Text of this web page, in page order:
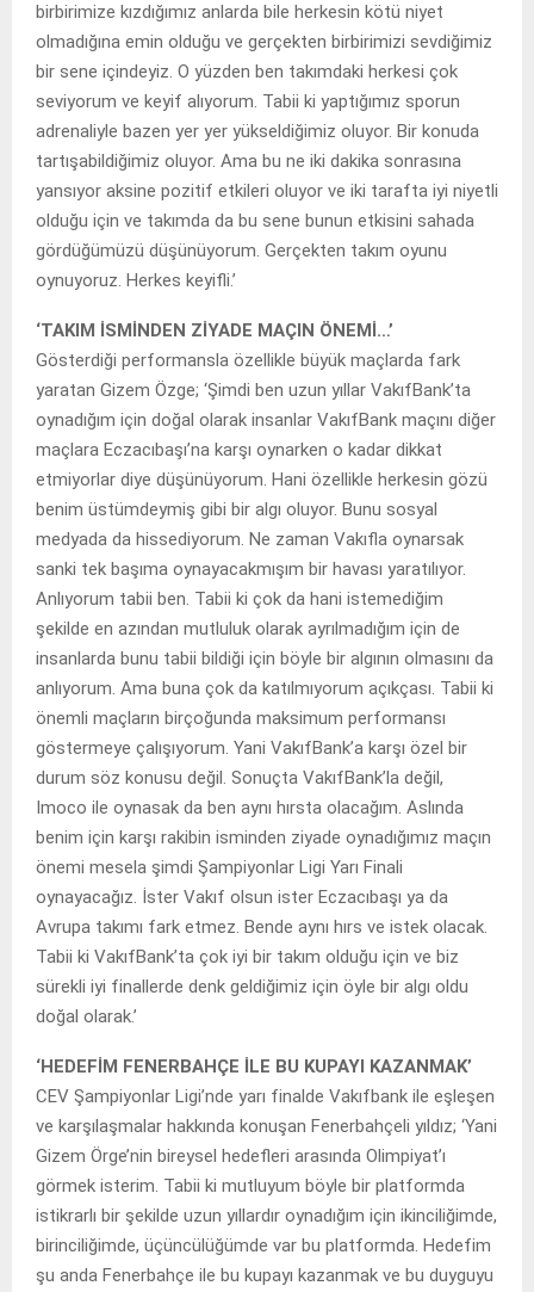
birbirimize kızdığımız anlarda bile herkesin kötü niyet
olmadığına emin olduğu ve gerçekten birbirimizi sevdiğimiz
bir sene içindeyiz. O yüzden ben takımdaki herkesi çok
seviyorum ve keyif alıyorum. Tabii ki yaptığımız sporun
adrenaliyle bazen yer yer yükseldiğimiz oluyor. Bir konuda
tartışabildiğimiz oluyor. Ama bu ne iki dakika sonrasına
yansıyor aksine pozitif etkileri oluyor ve iki tarafta iyi niyetli
olduğu için ve takımda da bu sene bunun etkisini sahada
gördüğümüzü düşünüyorum. Gerçekten takım oyunu
oynuyoruz. Herkes keyifli.’
‘TAKIM İSMİNDEN ZİYADE MAÇIN ÖNEMİ…’
Gösterdiği performansla özellikle büyük maçlarda fark
yaratan Gizem Özge; ‘Şimdi ben uzun yıllar VakıfBank’ta
oynadığım için doğal olarak insanlar VakıfBank maçını diğer
maçlara Eczacıbaşı’na karşı oynarken o kadar dikkat
etmiyorlar diye düşünüyorum. Hani özellikle herkesin gözü
benim üstümdeymiş gibi bir algı oluyor. Bunu sosyal
medyada da hissediyorum. Ne zaman Vakıfla oynarsak
sanki tek başıma oynayacakmışım bir havası yaratılıyor.
Anlıyorum tabii ben. Tabii ki çok da hani istemediğim
şekilde en azından mutluluk olarak ayrılmadığım için de
insanlarda bunu tabii bildiği için böyle bir algının olmasını da
anlıyorum. Ama buna çok da katılmıyorum açıkçası. Tabii ki
önemli maçların birçoğunda maksimum performansı
göstermeye çalışıyorum. Yani VakıfBank’a karşı özel bir
durum söz konusu değil. Sonuçta VakıfBank’la değil,
Imoco ile oynasak da ben aynı hırsta olacağım. Aslında
benim için karşı rakibin isminden ziyade oynadığımız maçın
önemi mesela şimdi Şampiyonlar Ligi Yarı Finali
oynayacağız. İster Vakıf olsun ister Eczacıbaşı ya da
Avrupa takımı fark etmez. Bende aynı hırs ve istek olacak.
Tabii ki VakıfBank’ta çok iyi bir takım olduğu için ve biz
sürekli iyi finallerde denk geldiğimiz için öyle bir algı oldu
doğal olarak.’
‘HEDEFİM FENERBAHÇE İLE BU KUPAYI KAZANMAK’
CEV Şampiyonlar Ligi’nde yarı finalde Vakıfbank ile eşleşen
ve karşılaşmalar hakkında konuşan Fenerbahçeli yıldız; ‘Yani
Gizem Örge’nin bireysel hedefleri arasında Olimpiyat’ı
görmek isterim. Tabii ki mutluyum böyle bir platformda
istikrarlı bir şekilde uzun yıllardır oynadığım için ikinciliğimde,
birinciliğimde, üçüncülüğümde var bu platformda. Hedefim
şu anda Fenerbahçe ile bu kupayı kazanmak ve bu duyguyu